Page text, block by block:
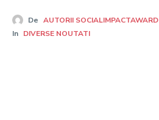
De AUTORII SOCIALIMPACTAWARD
In DIVERSE NOUTATI